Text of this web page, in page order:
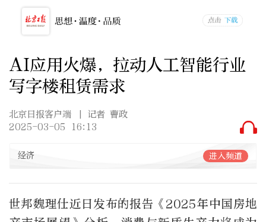
AI应用火爆，拉动人工智能行业
写字楼租赁需求
北京日报客户端
| 记者 曹政
2025-03-05 16:13
经济 进入频道
世邦魏理仕近日发布的报告《2025年中国房地